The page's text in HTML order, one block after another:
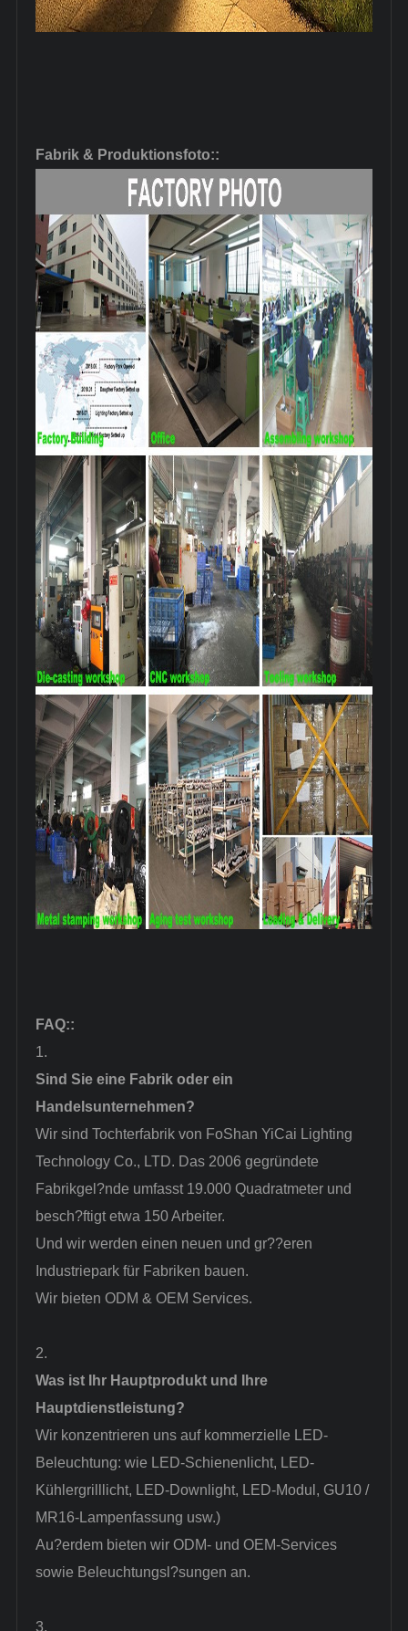
Fabrik & Produktionsfoto::
FAQ::
1.
Sind Sie eine Fabrik oder ein
Handelsunternehmen?
Wir sind Tochterfabrik von FoShan YiCai Lighting
Technology Co., LTD. Das 2006 gegründete
Fabrikgel?nde umfasst 19.000 Quadratmeter und
besch?ftigt etwa 150 Arbeiter.
Und wir werden einen neuen und gr??eren
Industriepark für Fabriken bauen.
Wir bieten ODM & OEM Services.
2.
Was ist Ihr Hauptprodukt und Ihre
Hauptdienstleistung?
Wir konzentrieren uns auf kommerzielle LED-
Beleuchtung: wie LED-Schienenlicht, LED-
Kühlergrilllicht, LED-Downlight, LED-Modul, GU10 /
MR16-Lampenfassung usw.)
Au?erdem bieten wir ODM- und OEM-Services
sowie Beleuchtungsl?sungen an.
3.